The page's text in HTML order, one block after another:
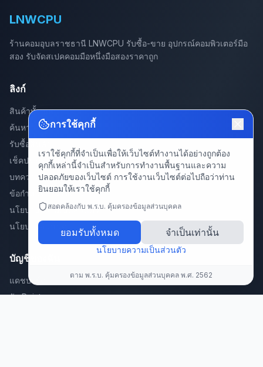
LNWCPU
ร้านคอมอุบลราชธานี LNWCPU รับซื้อ-ขาย อุปกรณ์คอมพิวเตอร์มือ
สอง รับจัดสเปคคอมมือหนึ่งมือสองราคาถูก
ลิงก์
สินค้าทั้งหมด
ค้นหา
รับซื้อสินค้า
เช็คประกันสินค้า
บทความ
ข้อกำหนดการใช้งาน
นโยบายความเป็นส่วนตัว
นโยบายคืนสินค้า
บัญชีของฉัน
แดชบอร์ด
รับ Point
การใช้คุกกี้
เราใช้คุกกี้ที่จำเป็นเพื่อให้เว็บไซต์ทำงานได้อย่างถูกต้อง
คุกกี้เหล่านี้จำเป็นสำหรับการทำงานพื้นฐานและความ
ปลอดภัยของเว็บไซต์ การใช้งานเว็บไซต์ต่อไปถือว่าท่าน
ยินยอมให้เราใช้คุกกี้
สอดคล้องกับ พ.ร.บ. คุ้มครองข้อมูลส่วนบุคคล
ยอมรับทั้งหมด จำเป็นเท่านั้น
นโยบายความเป็นส่วนตัว
ตาม พ.ร.บ. คุ้มครองข้อมูลส่วนบุคคล พ.ศ. 2562